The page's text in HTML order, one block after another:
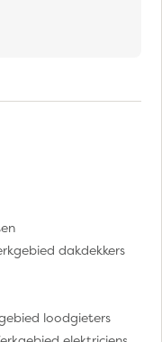
dakdekkers
loodgieters